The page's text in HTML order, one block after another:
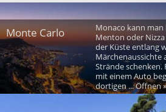
Monte Carlo
Monaco kann
Menton oder Nizza
der Küste entlang
Märchenaussichte
Strände schenken.
mit einem Auto
dortigen ... Öffnen »